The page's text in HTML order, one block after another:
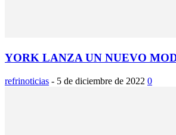
YORK LANZA UN NUEVO
refrinoticias - 5 de diciembre de 2022 0